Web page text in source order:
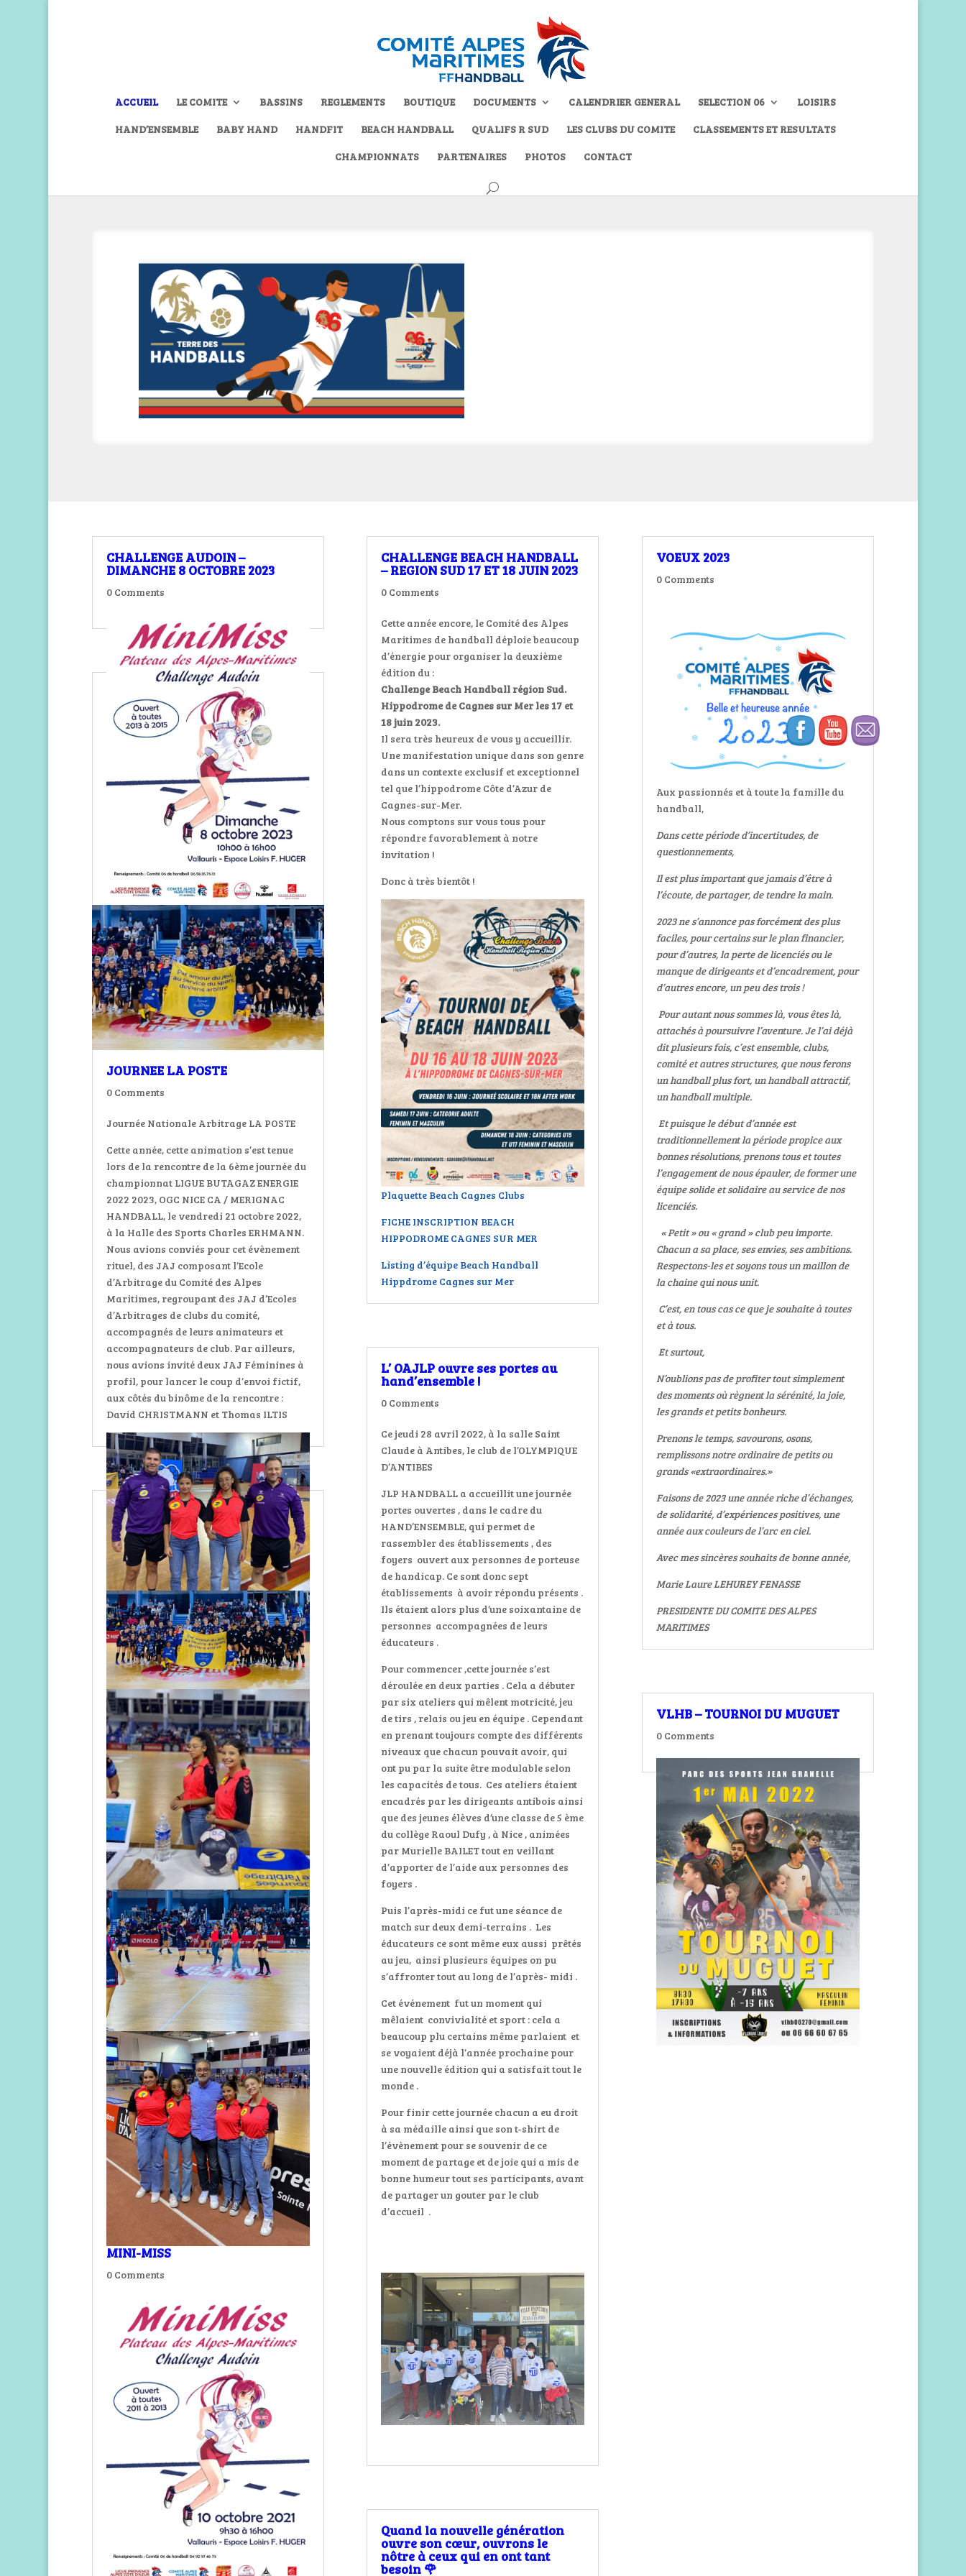
ACCUEIL LE COMITE BASSINS REGLEMENTS BOUTIQUE DOCUMENTS CALENDRIER GENERAL SELECTION 06
LOISIRS
HAND’ENSEMBLE
BABY HAND HANDFIT BEACH HANDBALL QUALIFS R SUD LES CLUBS DU COMITE
CLASSEMENTS ET RESULTATS
CHAMPIONNATS
PARTENAIRES PHOTOS CONTACT
CHALLENGE AUDOIN –
DIMANCHE 8 OCTOBRE 2023
0 Comments
JOURNEE LA POSTE
0 Comments
Journée Nationale Arbitrage LA POSTE
Cette année, cette animation s’est tenue
lors de la rencontre de la 6ème journée du
championnat LIGUE BUTAGAZ ENERGIE
2022 2023, OGC NICE CA / MERIGNAC
HANDBALL, le vendredi 21 octobre 2022,
à la Halle des Sports Charles ERHMANN.
Nous avions conviés pour cet évènement
rituel, des JAJ composant l’Ecole
d’Arbitrage du Comité des Alpes
Maritimes, regroupant des JAJ d’Ecoles
d’Arbitrages de clubs du comité,
accompagnés de leurs animateurs et
accompagnateurs de club. Par ailleurs,
nous avions invité deux JAJ Féminines à
profil, pour lancer le coup d’envoi fictif,
aux côtés du binôme de la rencontre :
David CHRISTMANN et Thomas ILTIS
MINI-MISS
0 Comments
CHALLENGE BEACH HANDBALL
– REGION SUD 17 ET 18 JUIN 2023
0 Comments
Cette année encore, le Comité des Alpes
Maritimes de handball déploie beaucoup
d’énergie pour organiser la deuxième
édition du :
Challenge Beach Handball région Sud.
Hippodrome de Cagnes sur Mer les 17 et
18 juin 2023.
Il sera très heureux de vous y accueillir.
Une manifestation unique dans son genre
dans un contexte exclusif et exceptionnel
tel que l’hippodrome Côte d’Azur de
Cagnes-sur-Mer.
Nous comptons sur vous tous pour
répondre favorablement à notre
invitation !
Donc à très bientôt !
Plaquette Beach Cagnes Clubs
FICHE INSCRIPTION BEACH
HIPPODROME CAGNES SUR MER
Listing d’équipe Beach Handball
Hippdrome Cagnes sur Mer
L’ OAJLP ouvre ses portes au
hand’ensemble !
0 Comments
Ce jeudi 28 avril 2022, à la salle Saint
Claude à Antibes, le club de l’OLYMPIQUE
D’ANTIBES
JLP HANDBALL a accueillit une journée
portes ouvertes , dans le cadre du
HAND’ENSEMBLE, qui permet de
rassembler des établissements , des
foyers ouvert aux personnes de porteuse
de handicap. Ce sont donc sept
établissements à avoir répondu présents .
Ils étaient alors plus d’une soixantaine de
personnes accompagnées de leurs
éducateurs .
Pour commencer ,cette journée s’est
déroulée en deux parties . Cela a débuter
par six ateliers qui mêlent motricité, jeu
de tirs , relais ou jeu en équipe . Cependant
en prenant toujours compte des différents
niveaux que chacun pouvait avoir, qui
ont pu par la suite être modulable selon
les capacités de tous. Ces ateliers étaient
encadrés par les dirigeants antibois ainsi
que des jeunes élèves d’une classe de 5 ème
du collège Raoul Dufy , à Nice , animées
par Murielle BAILET tout en veillant
d’apporter de l’aide aux personnes des
foyers .
Puis l’après-midi ce fut une séance de
match sur deux demi-terrains . Les
éducateurs ce sont même eux aussi prêtés
au jeu, ainsi plusieurs équipes on pu
s’affronter tout au long de l’après- midi .
Cet événement fut un moment qui
mêlaient convivialité et sport : cela a
beaucoup plu certains même parlaient et
se voyaient déjà l’année prochaine pour
une nouvelle édition qui a satisfait tout le
monde .
Pour finir cette journée chacun a eu droit
à sa médaille ainsi que son t-shirt de
l’évènement pour se souvenir de ce
moment de partage et de joie qui a mis de
bonne humeur tout ses participants, avant
de partager un gouter par le club
d’accueil .
Quand la nouvelle génération
ouvre son cœur, ouvrons le
nôtre à ceux qui en ont tant
besoin 🌹
VOEUX 2023
0 Comments
Aux passionnés et à toute la famille du
handball,
Dans cette période d’incertitudes, de
questionnements,
Il est plus important que jamais d’être à
l’écoute, de partager, de tendre la main.
2023 ne s’annonce pas forcément des plus
faciles, pour certains sur le plan financier,
pour d’autres, la perte de licenciés ou le
manque de dirigeants et d’encadrement, pour
d’autres encore, un peu des trois !
Pour autant nous sommes là, vous êtes là,
attachés à poursuivre l’aventure. Je l’ai déjà
dit plusieurs fois, c’est ensemble, clubs,
comité et autres structures, que nous ferons
un handball plus fort, un handball attractif,
un handball multiple.
Et puisque le début d’année est
traditionnellement la période propice aux
bonnes résolutions, prenons tous et toutes
l’engagement de nous épauler, de former une
équipe solide et solidaire au service de nos
licenciés.
« Petit » ou « grand » club peu importe.
Chacun a sa place, ses envies, ses ambitions.
Respectons-les et soyons tous un maillon de
la chaine qui nous unit.
C’est, en tous cas ce que je souhaite à toutes
et à tous.
Et surtout,
N’oublions pas de profiter tout simplement
des moments où règnent la sérénité, la joie,
les grands et petits bonheurs.
Prenons le temps, savourons, osons,
remplissons notre ordinaire de petits ou
grands «extraordinaires.»
Faisons de 2023 une année riche d’échanges,
de solidarité, d’expériences positives, une
année aux couleurs de l’arc en ciel.
Avec mes sincères souhaits de bonne année,
Marie Laure LEHUREY FENASSE
PRESIDENTE DU COMITE DES ALPES
MARITIMES
VLHB – TOURNOI DU MUGUET
0 Comments